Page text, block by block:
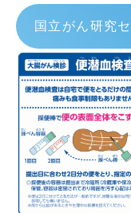
国立がん研究